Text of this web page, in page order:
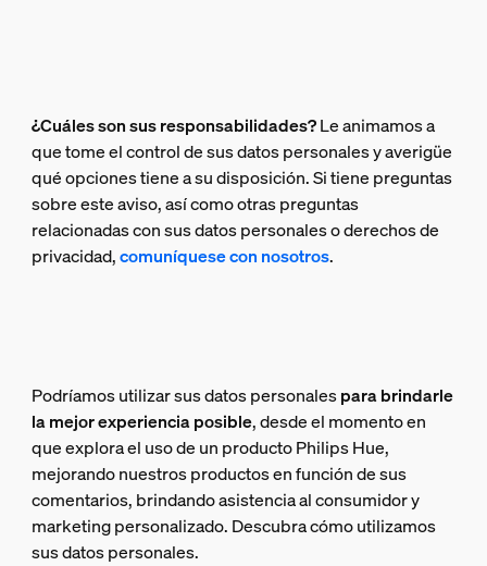
¿Cuáles son sus responsabilidades?Le animamos a
que tome el control de sus datos personales y averigüe
qué opciones tiene a su disposición. Si tiene preguntas
sobre este aviso, así como otras preguntas
relacionadas con sus datos personales o derechos de
privacidad,comuníquese con nosotros.
Podríamos utilizar sus datos personalespara brindarle
la mejor experiencia posible, desde el momento en
que explora el uso de un producto Philips Hue,
mejorando nuestros productos en función de sus
comentarios, brindando asistencia al consumidor y
marketing personalizado. Descubra cómo utilizamos
sus datos personales.